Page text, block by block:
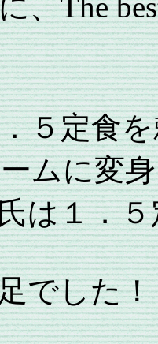
定食を
ムに変
１．５
でした